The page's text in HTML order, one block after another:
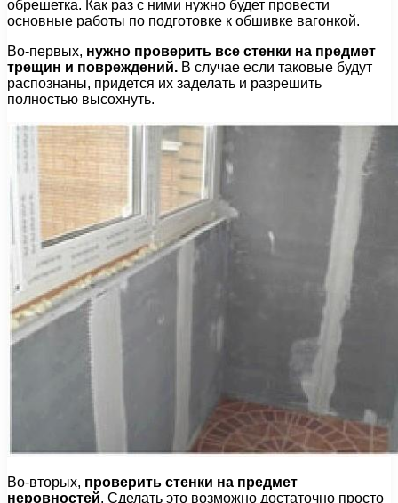
обрешетка. Как раз с ними нужно будет провести
основные работы по подготовке к обшивке вагонкой.
Во-первых, нужно проверить все стенки на предмет
трещин и повреждений. В случае если таковые будут
распознаны, придется их заделать и разрешить
полностью высохнуть.
Во-вторых, проверить стенки на предмет
неровностей. Сделать это возможно достаточно просто